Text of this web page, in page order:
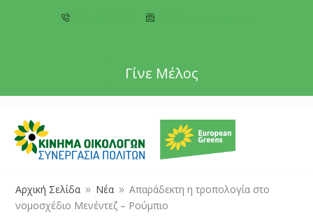
Γίνε Μέλος
Αρχική Σελίδα 9 Νέα 9 Απαράδεκτη η τροπολογία στο
νομοσχέδιο Μενέντεζ – Ρούμπιο